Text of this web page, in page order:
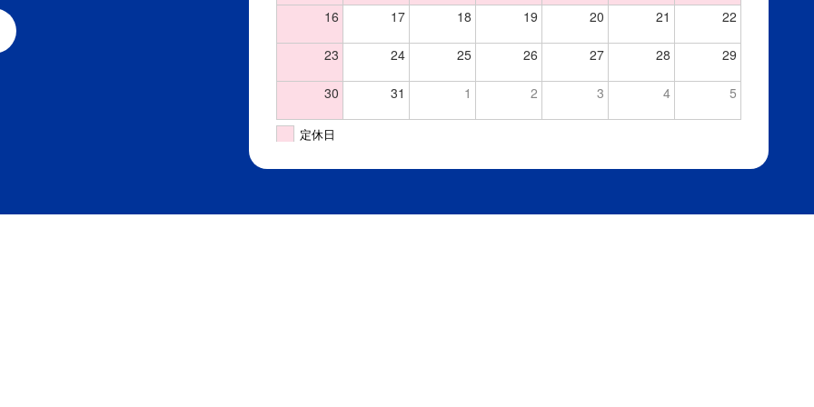
16 17 18 19 20 21 22
23 24 25 26 27 28 29
30 31 1 2 3 4 5
定休日